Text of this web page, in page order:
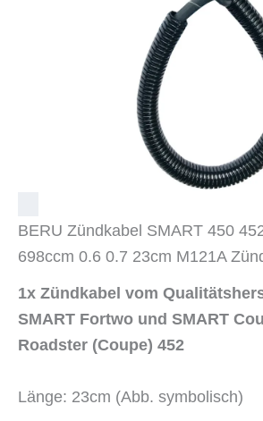
BERU Zündkabel SMART 450
698ccm 0.6 0.7 23cm M121A
1x Zündkabel vom
SMART Fortwo und SMART
Roadster (Coupe) 452
Länge: 23cm (Abb. symbolisch)